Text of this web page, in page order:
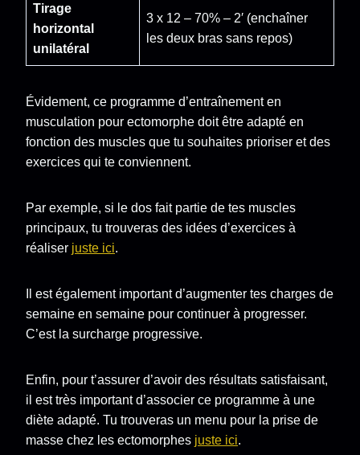
Tirage
horizontal
unilatéral
3 x 12 – 70% – 2′ (enchaîner
les deux bras sans repos)
Évidement, ce programme d’entraînement en
musculation pour ectomorphe doit être adapté en
fonction des muscles que tu souhaites prioriser et des
exercices qui te conviennent.
Par exemple, si le dos fait partie de tes muscles
principaux, tu trouveras des idées d’exercices à
réaliser juste ici.
Il est également important d’augmenter tes charges de
semaine en semaine pour continuer à progresser.
C’est la surcharge progressive.
Enfin, pour t’assurer d’avoir des résultats satisfaisant,
il est très important d’associer ce programme à une
diète adapté. Tu trouveras un menu pour la prise de
masse chez les ectomorphes juste ici.